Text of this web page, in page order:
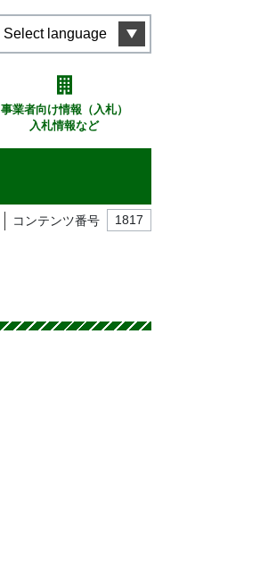
Select language
事業者向け情報（入札）
入札情報など
コンテンツ番号 1817